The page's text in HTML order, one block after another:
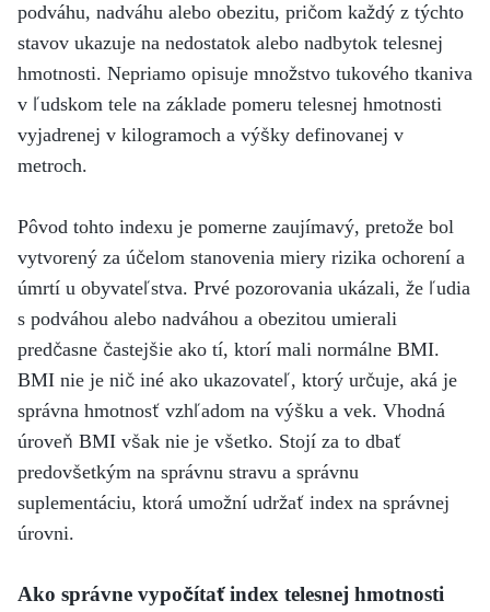
podváhu, nadváhu alebo obezitu, pričom každý z týchto
stavov ukazuje na nedostatok alebo nadbytok telesnej
hmotnosti. Nepriamo opisuje množstvo tukového tkaniva
v ľudskom tele na základe pomeru telesnej hmotnosti
vyjadrenej v kilogramoch a výšky definovanej v
metroch.
Pôvod tohto indexu je pomerne zaujímavý, pretože bol
vytvorený za účelom stanovenia miery rizika ochorení a
úmrtí u obyvateľstva. Prvé pozorovania ukázali, že ľudia
s podváhou alebo nadváhou a obezitou umierali
predčasne častejšie ako tí, ktorí mali normálne BMI.
BMI nie je nič iné ako ukazovateľ, ktorý určuje, aká je
správna hmotnosť vzhľadom na výšku a vek. Vhodná
úroveň BMI však nie je všetko. Stojí za to dbať
predovšetkým na správnu stravu a správnu
suplementáciu, ktorá umožní udržať index na správnej
úrovni.
Ako správne vypočítať index telesnej hmotnosti